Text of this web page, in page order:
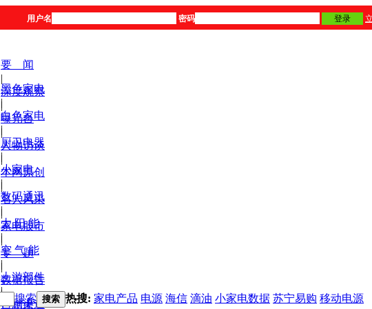
用户名 密码 登录
要 闻
|
深度观察
|
曝光台
|
人物访谈
|
本网原创
|
名人风采
|
家电股市
|
专 题
|
数据报告
|
产品库
黑色家电
|
白色家电
|
厨卫电器
|
小家电
|
数码通讯
|
太 阳 能
|
空 气 能
|
上游部件
|
营销渠道
搜索 搜索 热搜: 家电产品 电源 海信 滴油 小家电数据 苏宁易购 移动电源